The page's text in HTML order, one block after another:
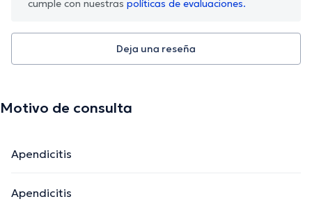
cumple con nuestras políticas de evaluaciones.
Deja una reseña
Motivo de consulta
Apendicitis
Apendicitis